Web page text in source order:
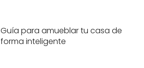
Guía para amueblar tu casa de
forma inteligente